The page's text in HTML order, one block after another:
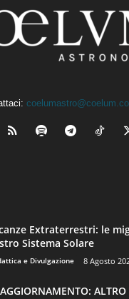
Extraterrestri: le
Sistema Solare
e Divulgazione 8 Agosto
ALTRO